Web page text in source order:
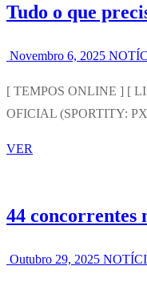
Tudo o que
Novembro 6, 2025
[ TEMPOS ONLINE ] [
OFICIAL (SPORTITY:
VER
44 concorrentes
Outubro 29, 2025